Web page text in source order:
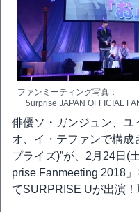
ファンミーティング写真：
5urprise JAPAN OFFICIAL
俳優ソ・ガンジュン、ユ
オ、イ・テファンで構成
プライズ)”が、2月24日(
prise Fanmeeting 2018
てSURPRISE Uが出演！